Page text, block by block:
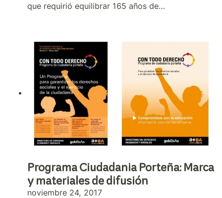
que requirió equilibrar 165 años de…
Programa Ciudadania Porteña: Marca
y materiales de difusión
noviembre 24, 2017